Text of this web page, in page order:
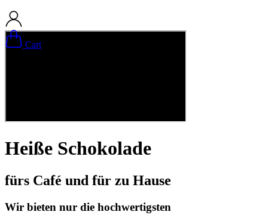
Cart
Heiße Schokolade
fürs Café und für zu Hause
Wir bieten nur die hochwertigsten